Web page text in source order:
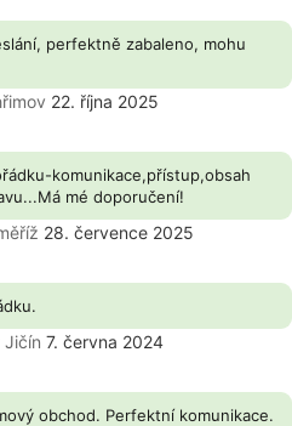
perfektně zabaleno, mohu
22. října 2025
komunikace,přístup,obsah
mé doporučení!
28. července 2025
Jičín 7. června 2024
obchod. Perfektní komunikace.